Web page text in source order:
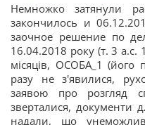
Немножко затянули
закончилось и
заочное решение по
16.04.2018 року (т. 3 а.с.
місяців, ОСОБА_1 (його
разу не з'явилися,
заявою про розгляд
зверталися, документи
надали, що